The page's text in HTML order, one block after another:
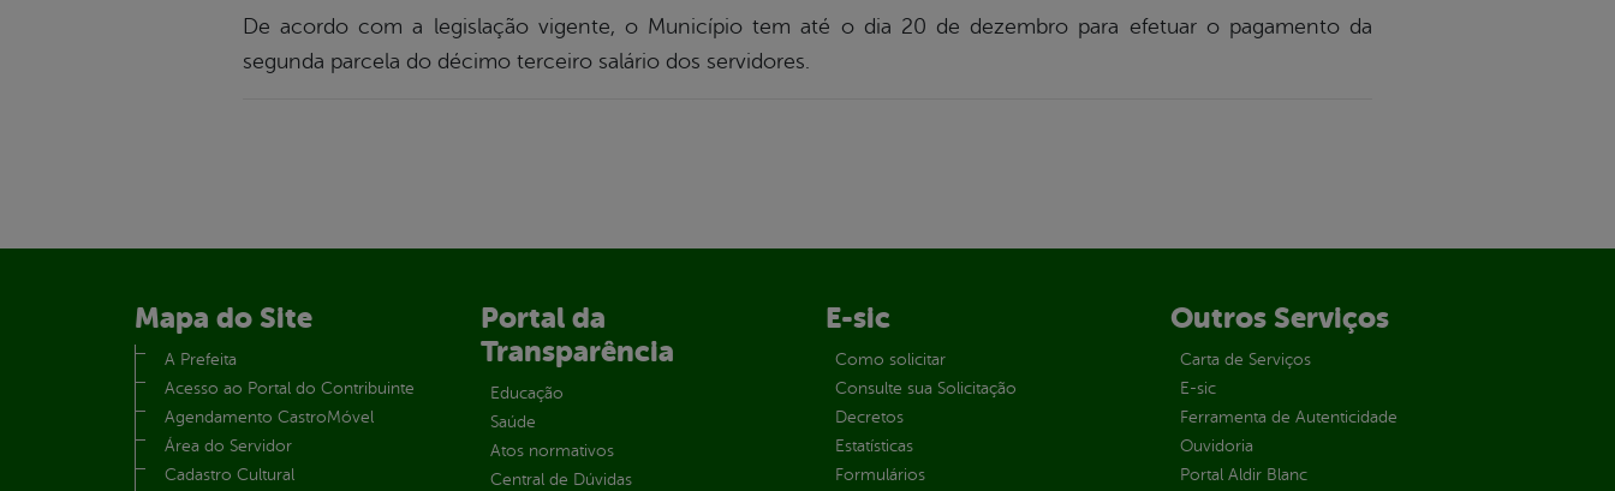
De acordo com a legislação vigente, o Município tem até o dia 20 de dezembro para efetuar o pagamento da
segunda parcela do décimo terceiro salário dos servidores.
Mapa do Site
A Prefeita
Acesso ao Portal do Contribuinte
Agendamento CastroMóvel
Área do Servidor
Cadastro Cultural
Portal da
Transparência
Educação
Saúde
Atos normativos
Central de Dúvidas
E-sic
Como solicitar
Consulte sua Solicitação
Decretos
Estatísticas
Formulários
Outros Serviços
Carta de Serviços
E-sic
Ferramenta de Autenticidade
Ouvidoria
Portal Aldir Blanc